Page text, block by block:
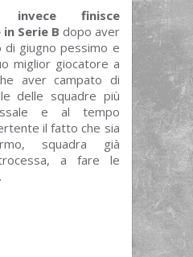
invece finisce
Serie B dopo aver
giugno pessimo e
miglior giocatore a
aver campato di
delle squadre più
e al tempo
il fatto che sia
squadra già
a fare le